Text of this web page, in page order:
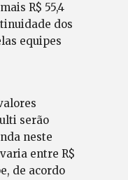
R$ 55,4
dos
equipes
serão
neste
entre R$
de acordo